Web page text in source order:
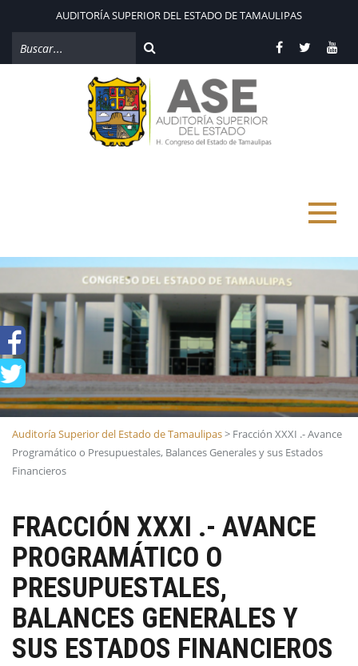
AUDITORÍA SUPERIOR DEL ESTADO DE TAMAULIPAS
Auditoría Superior del Estado de Tamaulipas> Fracción XXXI .- Avance
Programático o Presupuestales, Balances Generales y sus Estados
Financieros
FRACCIÓN XXXI .- AVANCE
PROGRAMÁTICO O
PRESUPUESTALES,
BALANCES GENERALES Y
SUS ESTADOS FINANCIEROS